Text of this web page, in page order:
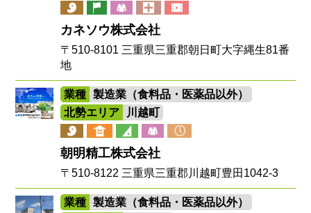
カネソウ株式会社
〒510-8101 三重県三重郡朝日町大字縄生81番
地
業種
製造業（食料品・医薬品以外）
北勢エリア
川越町
朝明精工株式会社
〒510-8122 三重県三重郡川越町豊田1042-3
業種
製造業（食料品・医薬品以外）